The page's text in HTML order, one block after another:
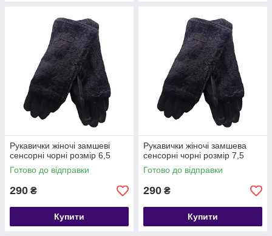
Рукавички жіночі замшеві
сенсорні чорні розмір 6,5
Готово до відправки
290 ₴
Купити
Рукавички жіночі замшева
сенсорні чорні розмір 7,5
Готово до відправки
290 ₴
Купити